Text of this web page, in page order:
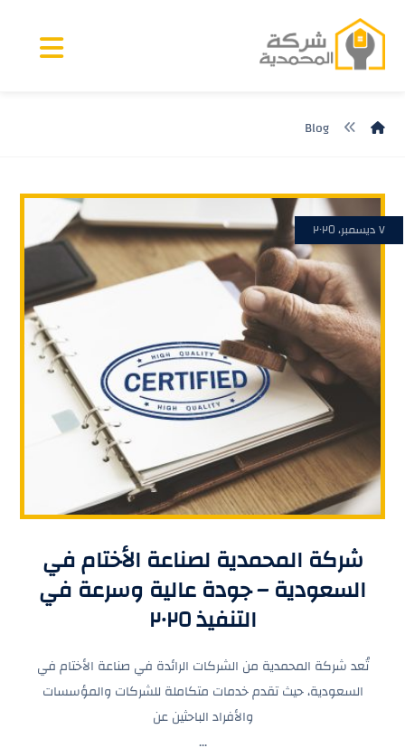
Blog
شركة المحمدية لصناعة الأختام في
السعودية – جودة عالية وسرعة في
التنفيذ ٢٠٢٥
٧ ديسمبر، ٢٠٢٥
تُعد شركة المحمدية من الشركات الرائدة في صناعة الأختام في
السعودية، حيث تقدم خدمات متكاملة للشركات والمؤسسات
والأفراد الباحثين عن
...